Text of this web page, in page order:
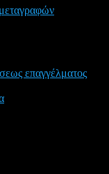
επαγγέλματος